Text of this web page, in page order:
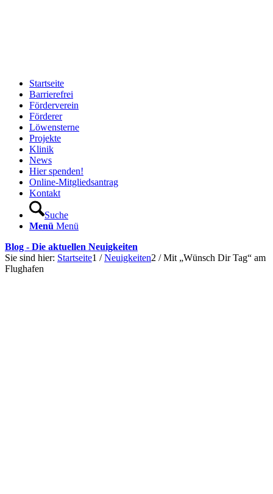
Startseite
Barrierefrei
Förderverein
Förderer
Löwensterne
Projekte
Klinik
News
Hier spenden!
Online-Mitgliedsantrag
Kontakt
Suche
Menü Menü
Blog - Die aktuellen Neuigkeiten
Sie sind hier: Startseite1 / Neuigkeiten2 / Mit „Wünsch Dir Tag“ am
Flughafen